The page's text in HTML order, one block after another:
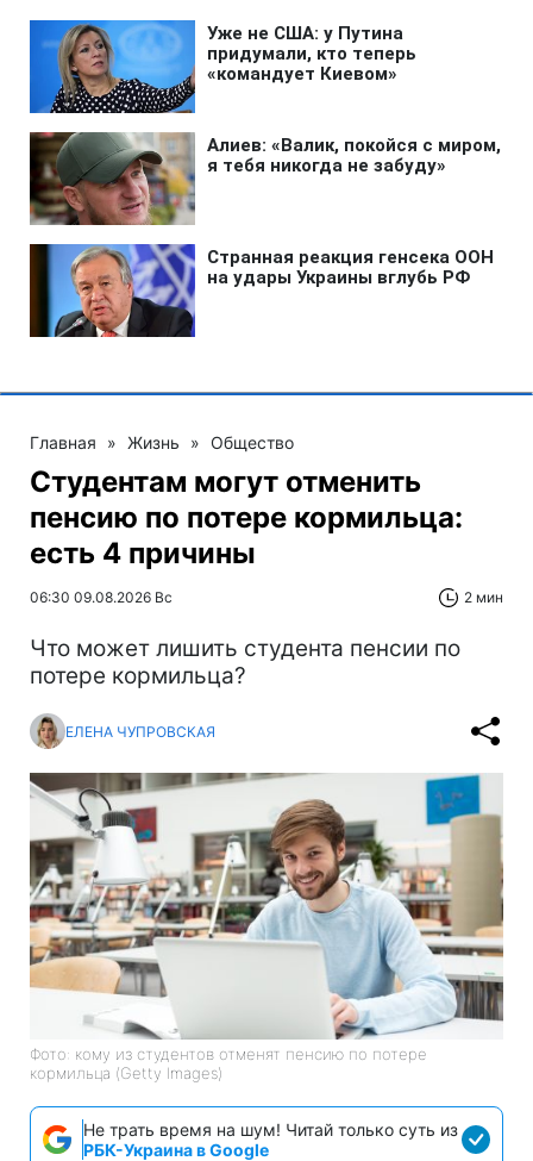
Главная » Жизнь » Общество
Студентам могут отменить
пенсию по потере кормильца:
есть 4 причины
06:30 09.08.2026 Вс 2 мин
Что может лишить студента пенсии по
потере кормильца?
ЕЛЕНА ЧУПРОВСКАЯ
Фото: кому из студентов отменят пенсию по потере
кормильца (Getty Imagеs)
Не трать время на шум! Читай только суть из
РБК-Украина в Google